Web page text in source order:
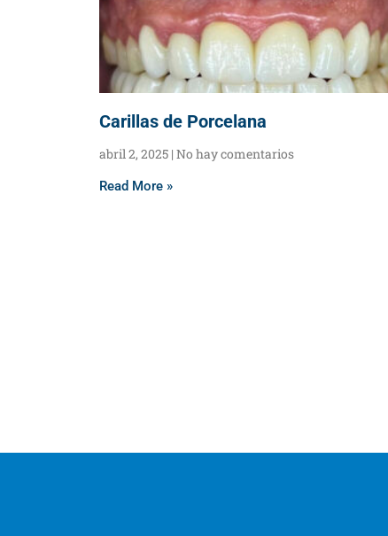
Carillas de Porcelana
abril 2, 2025 No hay comentarios
Read More »